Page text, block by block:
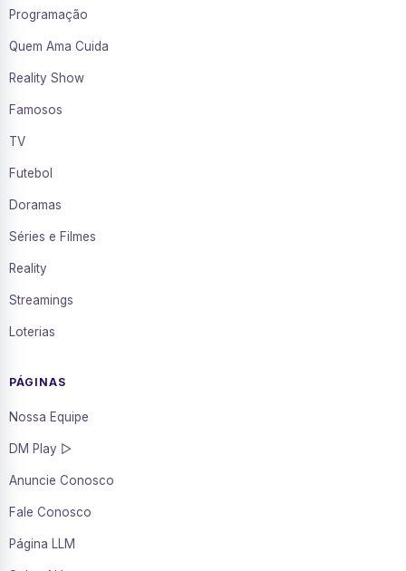
Programação
Quem Ama Cuida
Reality Show
Famosos
TV
Futebol
Doramas
Séries e Filmes
Reality
Streamings
Loterias
PÁGINAS
Nossa Equipe
DM Play ▷
Anuncie Conosco
Fale Conosco
Página LLM